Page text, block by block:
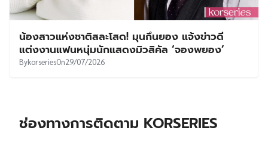
น้องสาวแห่งชาติสละโสด! มุนกึนยอง แจ้งข่าวดี
แต่งงานแฟนหนุ่มนักแสดงมิวสิคัล ‘จองพยอง’
BykorseriesOn29/07/2026
ช่องทางการติดตาม KORSERIES